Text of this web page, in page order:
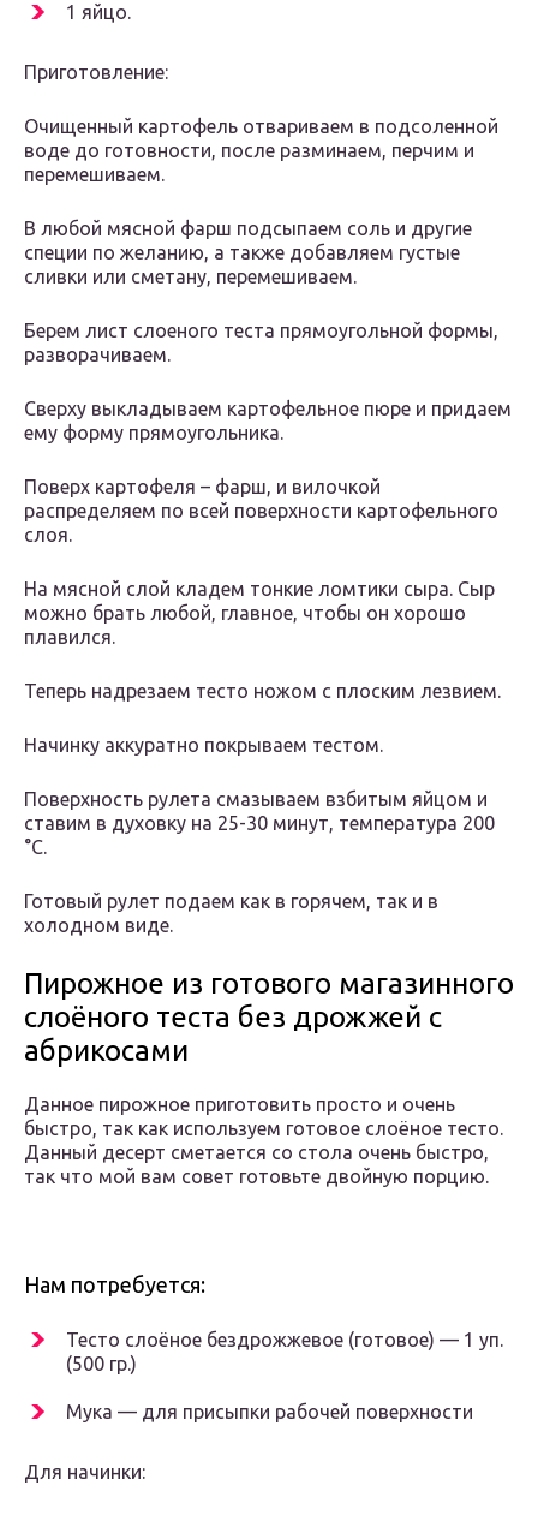
1 яйцо.
Приготовление:
Очищенный картофель отвариваем в подсоленной
воде до готовности, после разминаем, перчим и
перемешиваем.
В любой мясной фарш подсыпаем соль и другие
специи по желанию, а также добавляем густые
сливки или сметану, перемешиваем.
Берем лист слоеного теста прямоугольной формы,
разворачиваем.
Сверху выкладываем картофельное пюре и придаем
ему форму прямоугольника.
Поверх картофеля – фарш, и вилочкой
распределяем по всей поверхности картофельного
слоя.
На мясной слой кладем тонкие ломтики сыра. Сыр
можно брать любой, главное, чтобы он хорошо
плавился.
Теперь надрезаем тесто ножом с плоским лезвием.
Начинку аккуратно покрываем тестом.
Поверхность рулета смазываем взбитым яйцом и
ставим в духовку на 25-30 минут, температура 200
°С.
Готовый рулет подаем как в горячем, так и в
холодном виде.
Пирожное из готового магазинного
слоёного теста без дрожжей с
абрикосами
Данное пирожное приготовить просто и очень
быстро, так как используем готовое слоёное тесто.
Данный десерт сметается со стола очень быстро,
так что мой вам совет готовьте двойную порцию.
Нам потребуется:
Тесто слоёное бездрожжевое (готовое) — 1 уп.
(500 гр.)
Мука — для присыпки рабочей поверхности
Для начинки: